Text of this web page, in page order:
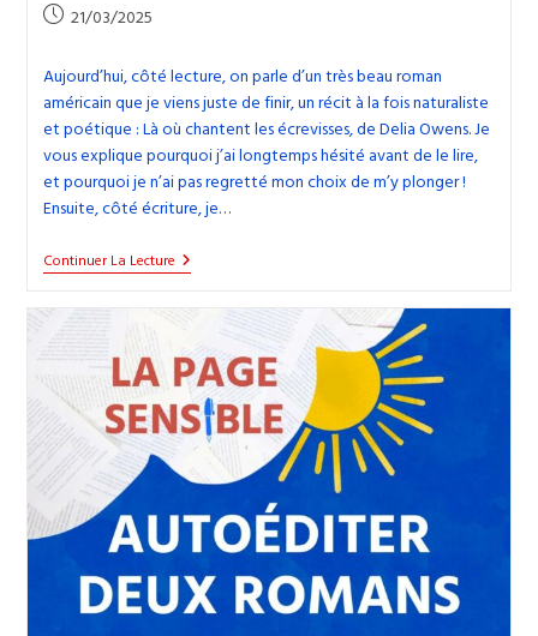
Publication
21/03/2025
Aujourd’hui, côté lecture, on parle d’un très beau roman
américain que je viens juste de finir, un récit à la fois naturaliste
et poétique : Là où chantent les écrevisses, de Delia Owens. Je
vous explique pourquoi j’ai longtemps hésité avant de le lire,
et pourquoi je n’ai pas regretté mon choix de m’y plonger !
Ensuite, côté écriture, je…
Continuer La Lecture39.
Là
Écrevisses,
Et
Une
Retraite
D’écriture
Avignon